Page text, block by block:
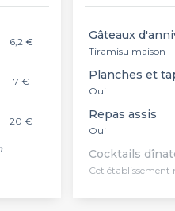
6,2 €
7 €
20 €
Gâteaux
Tiramisu maison
Planches et
Oui
Repas assis
Oui
Cocktails
Cet établissement